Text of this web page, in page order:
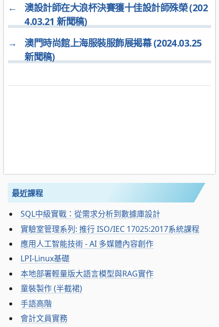
←
澳設計師在大浪杯決賽獲十佳設計師殊榮 (202
4.03.21 新聞稿)
→
澳門時尚館上海服裝服飾展揭幕 (2024.03.25
新聞稿)
最近課程
SQL中級實戰：從需求分析到數據庫設計
實驗室管理系列: 推行 ISO/IEC 17025:2017系統課程
應用人工智能技術 - AI 多媒體內容創作
LPI-Linux基礎
本地部署輕量版大語言模型與RAG實作
童裝製作 (半截裙)
手語高階
會計文員實務